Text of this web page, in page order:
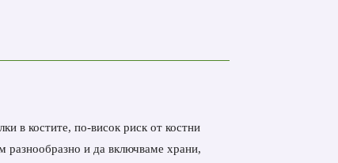
в костите, по-висок риск от костни
разнообразно и да включваме храни,